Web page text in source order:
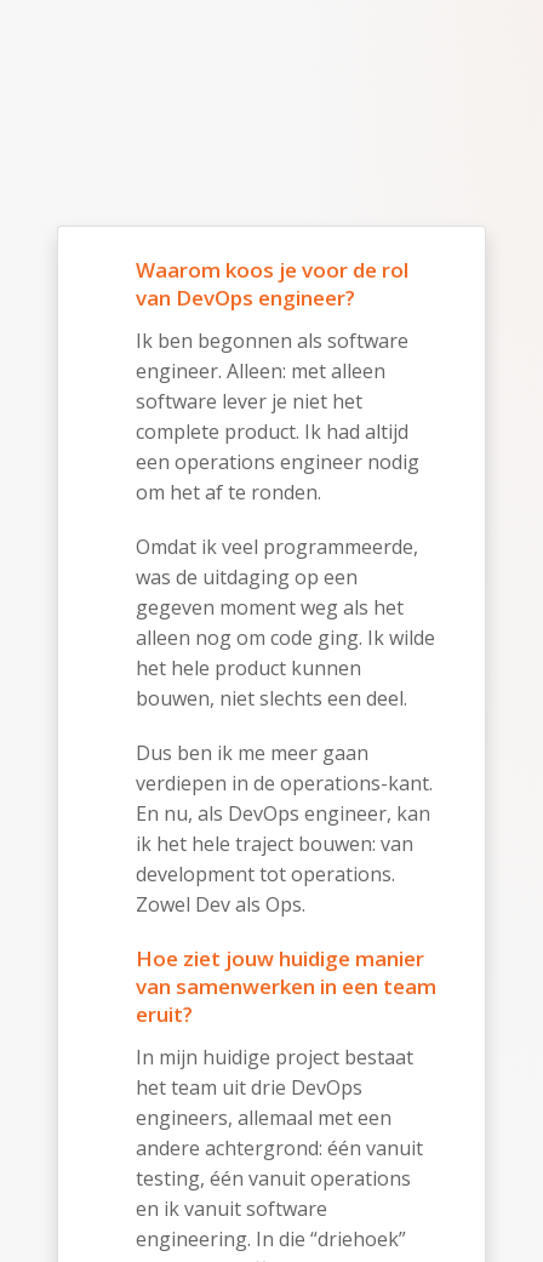
Waarom koos je voor de rol
van DevOps engineer?
Ik ben begonnen als software
engineer. Alleen: met alleen
software lever je niet het
complete product. Ik had altijd
een operations engineer nodig
om het af te ronden.
Omdat ik veel programmeerde,
was de uitdaging op een
gegeven moment weg als het
alleen nog om code ging. Ik wilde
het hele product kunnen
bouwen, niet slechts een deel.
Dus ben ik me meer gaan
verdiepen in de operations-kant.
En nu, als DevOps engineer, kan
ik het hele traject bouwen: van
development tot operations.
Zowel Dev als Ops.
Hoe ziet jouw huidige manier
van samenwerken in een team
eruit?
In mijn huidige project bestaat
het team uit drie DevOps
engineers, allemaal met een
andere achtergrond: één vanuit
testing, één vanuit operations
en ik vanuit software
engineering. In die “driehoek”